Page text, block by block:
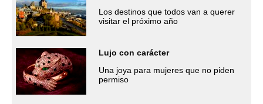
Los destinos que todos van a querer
visitar el próximo año
Lujo con carácter
Una joya para mujeres que no piden
permiso